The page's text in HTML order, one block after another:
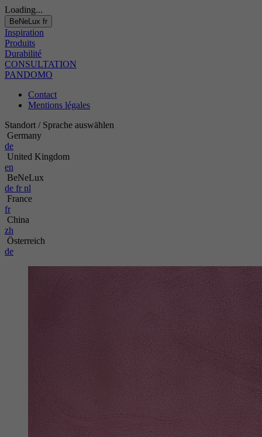
Loading...
BeNeLux fr
Inspiration
Produits
Durabilité
CONSULTATION
PANDOMO
Contact
Mentions légales
Standort / Sprache auswählen
Germany
de
United Kingdom
en
BeNeLux
de fr nl
France
fr
China
zh
Österreich
de